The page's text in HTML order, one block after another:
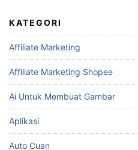
KATEGORI
Affiliate Marketing
Affiliate Marketing Shopee
Ai Untuk Membuat Gambar
Aplikasi
Auto Cuan